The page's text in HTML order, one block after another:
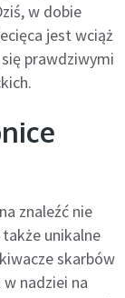
w dobie
jest wciąż
prawdziwymi
znaleźć nie
unikalne
skarbów
nadziei na